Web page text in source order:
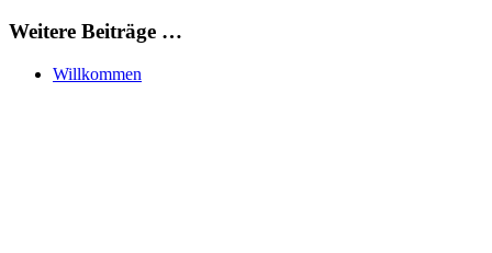
Weitere Beiträge …
Willkommen